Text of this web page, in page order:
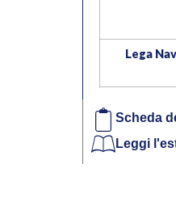
Lega
Scheda
Leggi